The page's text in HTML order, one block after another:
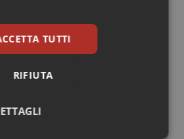
interessarti in
condotti 1.530 studi, il
più alto degli ultimi cinque
TUTTI
RIFIUTA